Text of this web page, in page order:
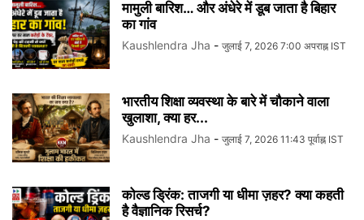
मामुली बारिश… और अंधेरे में डूब जाता है बिहार
का गांव
Kaushlendra Jha - जुलाई 7, 2026 7:00 अपराह्न IST
भारतीय शिक्षा व्यवस्था के बारे में चौकाने वाला
खुलाशा, क्या हर...
Kaushlendra Jha - जुलाई 7, 2026 11:43 पूर्वाह्न IST
कोल्ड ड्रिंक: ताजगी या धीमा ज़हर? क्या कहती
है वैज्ञानिक रिसर्च?